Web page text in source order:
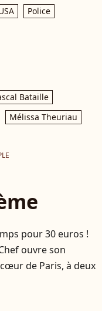
Police
Bataille
Mélissa Theuriau
pour 30 euros !
ouvre son
de Paris, à deux